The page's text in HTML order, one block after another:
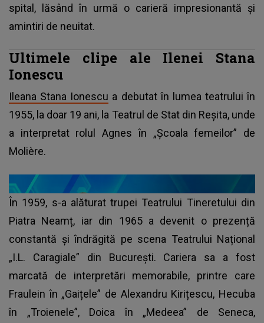
spital, lăsând în urmă o carieră impresionantă și
amintiri de neuitat.
Ultimele clipe ale Ilenei Stana
Ionescu
Ileana Stana Ionescu a debutat în lumea teatrului în
1955, la doar 19 ani, la Teatrul de Stat din Reșita, unde
a interpretat rolul Agnes în „Școala femeilor” de
Molière.
În 1959, s-a alăturat trupei Teatrului Tineretului din
Piatra Neamț, iar din 1965 a devenit o prezență
constantă și îndrăgită pe scena Teatrului Național
„I.L. Caragiale” din București. Cariera sa a fost
marcată de interpretări memorabile, printre care
Fraulein în „Gaițele” de Alexandru Kirițescu, Hecuba
în „Troienele”, Doica în „Medeea” de Seneca,